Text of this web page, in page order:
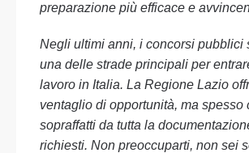
preparazione più efficace e
Negli ultimi anni, i concorsi pubblici
una delle strade principali per
lavoro in Italia. La Regione Lazio
ventaglio di opportunità, ma spesso
sopraffatti da tutta la
richiesti. Non preoccuparti, non sei